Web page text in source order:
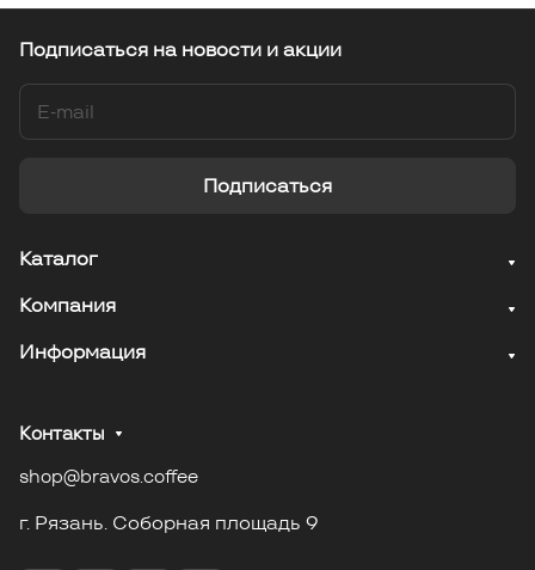
Подписаться на новости и акции
Подписаться
Каталог
Компания
Информация
Контакты
shop@bravos.coffee
г. Рязань. Соборная площадь 9